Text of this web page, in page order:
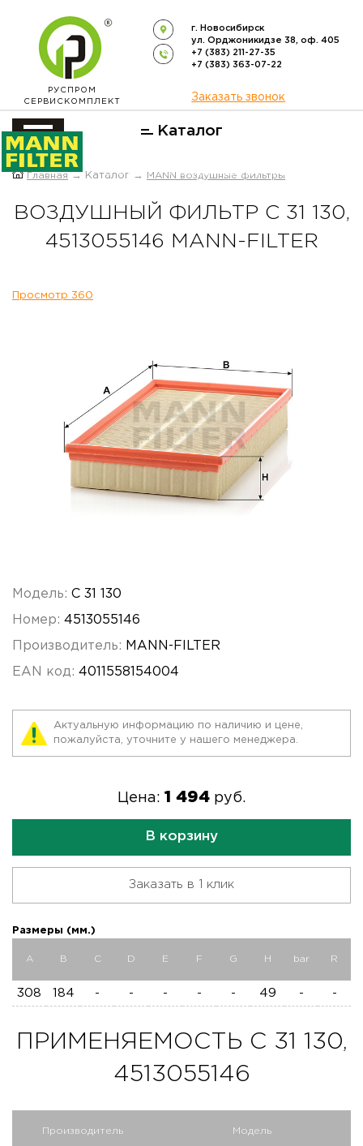
РУСПРОМ
СЕРВИСКОМПЛЕКТ
г. Новосибирск
ул. Орджоникидзе 38, оф. 405
+7 (383) 211-27-35
+7 (383) 363-07-22
Заказать звонок
Каталог
ОФИЦИАЛЬНЫЙ ДИСТРИБЬЮТОР
Главная → Каталог → MANN воздушные фильтры
ВОЗДУШНЫЙ ФИЛЬТР C 31 130,
4513055146 MANN-FILTER
Просмотр 360
Модель: C 31 130
Номер: 4513055146
Производитель: MANN-FILTER
EAN код: 4011558154004
Актуальную информацию по наличию и цене,
пожалуйста, уточните у нашего менеджера.
Цена: 1 494 руб.
В корзину
Заказать в 1 клик
Размеры (мм.)
A B C D E F G H bar R
308 184 - - - - - 49 - -
ПРИМЕНЯЕМОСТЬ C 31 130,
4513055146
Производитель Модель